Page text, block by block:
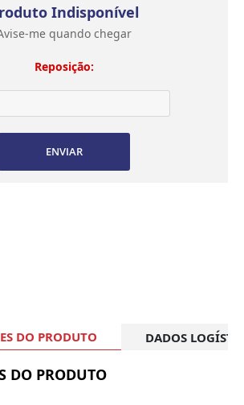
Indisponível
me quando chegar
Reposição:
ENVIAR
DO PRODUTO DADOS
DO PRODUTO